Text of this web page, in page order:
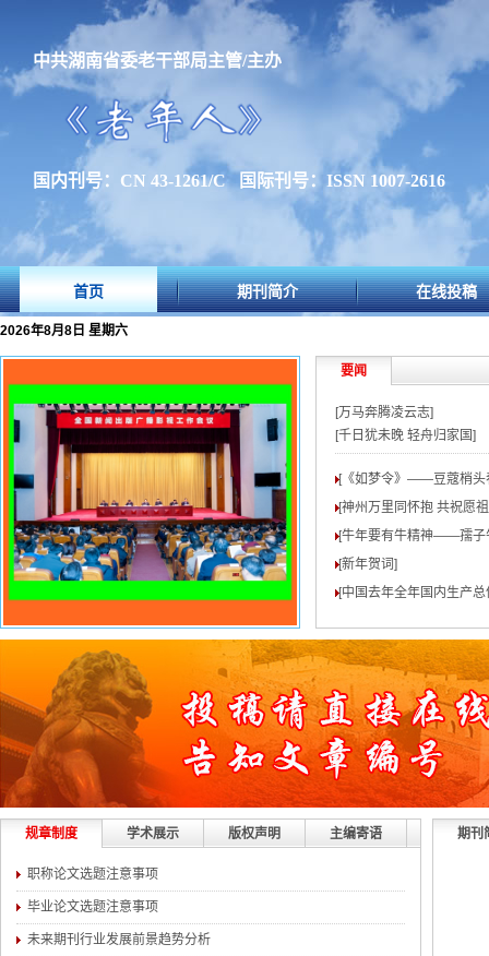
中共湖南省委老干部局主管/主办
国内刊号：CN 43-1261/C 国际刊号：ISSN 1007-2616
首页 期刊简介 在线投稿
2026年8月8日 星期六
要闻
[万马奔腾凌云志]
[千日犹未晚 轻舟归家国]
[《如梦令》——豆蔻梢头
[神州万里同怀抱 共祝愿
[牛年要有牛精神——孺子
[新年贺词]
[中国去年全年国内生产
规章制度 学术展示 版权声明 主编寄语
职称论文选题注意事项
毕业论文选题注意事项
未来期刊行业发展前景趋势分析
期刊